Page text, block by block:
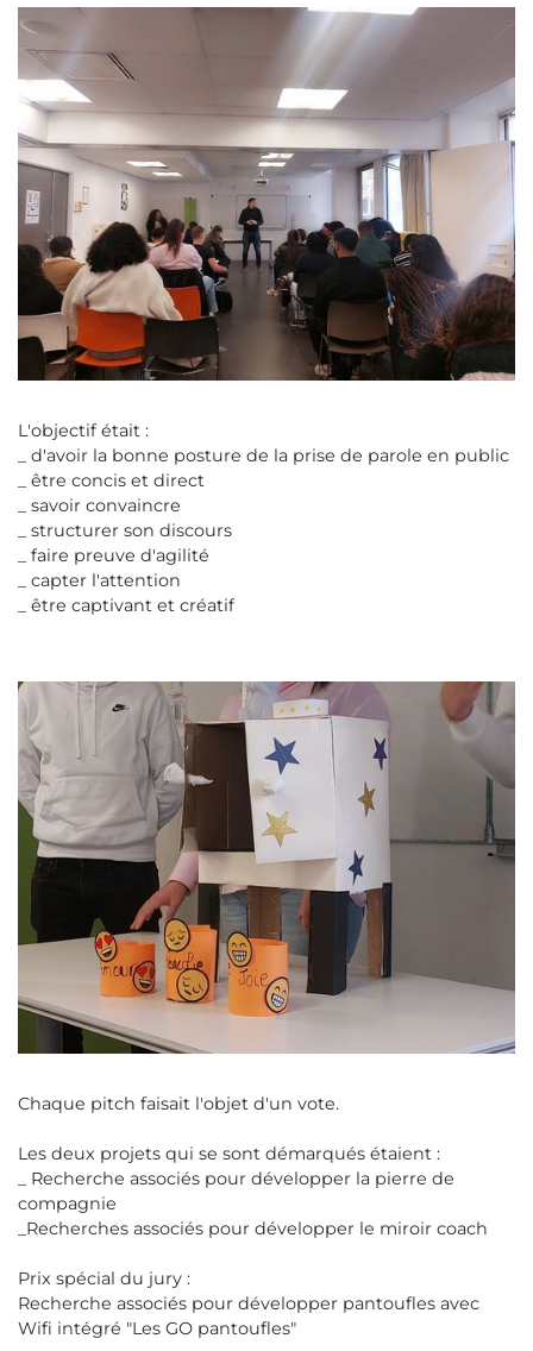
L'objectif était :
_ d'avoir la bonne posture de la prise de parole en public
_ être concis et direct
_ savoir convaincre
_ structurer son discours
_ faire preuve d'agilité
_ capter l'attention
_ être captivant et créatif
Chaque pitch faisait l'objet d'un vote.
Les deux projets qui se sont démarqués étaient :
_ Recherche associés pour développer la pierre de
compagnie
_Recherches associés pour développer le miroir coach
Prix spécial du jury :
Recherche associés pour développer pantoufles avec
Wifi intégré "Les GO pantoufles"